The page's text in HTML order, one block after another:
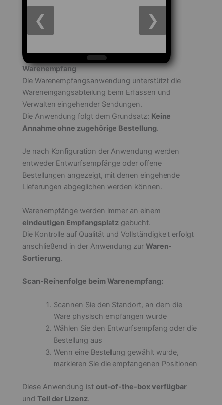
Die Warenempfangsanwendung unterstützt die
Wareneingangsabteilung beim Erfassen und
Annahme ohne zugehörige Bestellung.
Je nach Konfiguration der Anwendung werden
entweder Entwurfsempfänge oder offene
Bestellungen angezeigt, mit denen eingehende
Lieferungen abgeglichen werden können.
eindeutigen Empfangsplatz gebucht.
Die Kontrolle auf Qualität und Vollständigkeit erfolgt
anschließend in der Anwendung zurWaren-
Sortierung .
Scan-Reihenfolge beim Warenempfang:
Scannen Sie den Standort, an dem die
Ware physisch empfangen wurde
Wählen Sie den Entwurfsempfang oder die
Wenn eine Bestellung gewählt wurde,
Diese Anwendung istout-of-the-box verfügbar
Teil der Lizenz.